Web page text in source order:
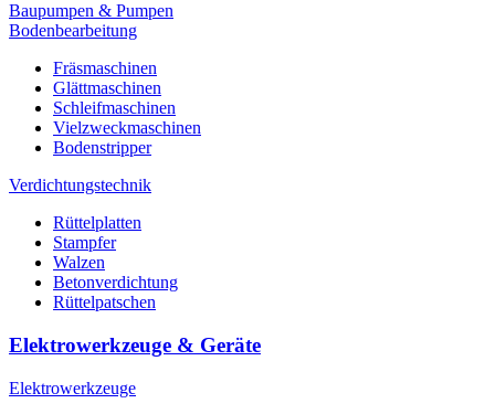
Baupumpen & Pumpen
Bodenbearbeitung
Fräsmaschinen
Glättmaschinen
Schleifmaschinen
Vielzweckmaschinen
Bodenstripper
Verdichtungstechnik
Rüttelplatten
Stampfer
Walzen
Betonverdichtung
Rüttelpatschen
Elektrowerkzeuge & Geräte
Elektrowerkzeuge